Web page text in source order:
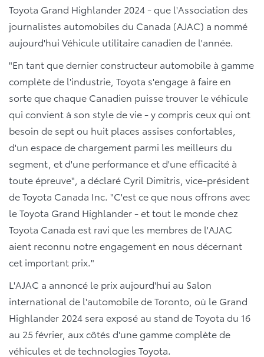
Toyota Grand Highlander 2024 - que l'Association des
journalistes automobiles du Canada (AJAC) a nommé
aujourd'hui Véhicule utilitaire canadien de l'année.
"En tant que dernier constructeur automobile à gamme
complète de l'industrie, Toyota s'engage à faire en
sorte que chaque Canadien puisse trouver le véhicule
qui convient à son style de vie - y compris ceux qui ont
besoin de sept ou huit places assises confortables,
d'un espace de chargement parmi les meilleurs du
segment, et d'une performance et d'une efficacité à
toute épreuve", a déclaré Cyril Dimitris, vice-président
de Toyota Canada Inc. "C'est ce que nous offrons avec
le Toyota Grand Highlander - et tout le monde chez
Toyota Canada est ravi que les membres de l'AJAC
aient reconnu notre engagement en nous décernant
cet important prix."
L'AJAC a annoncé le prix aujourd'hui au Salon
international de l'automobile de Toronto, où le Grand
Highlander 2024 sera exposé au stand de Toyota du 16
au 25 février, aux côtés d'une gamme complète de
véhicules et de technologies Toyota.